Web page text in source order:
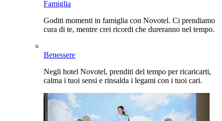
Famiglia
Goditi momenti in famiglia con Novotel. Ci prendiamo
cura di te, mentre crei ricordi che dureranno nel tempo.
Benessere
Negli hotel Novotel, prenditi del tempo per ricaricarti,
calma i tuoi sensi e rinsalda i legami con i tuoi cari.